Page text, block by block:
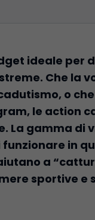
ideale per
Che la
o
le action
gamma di
in
a
sportive e